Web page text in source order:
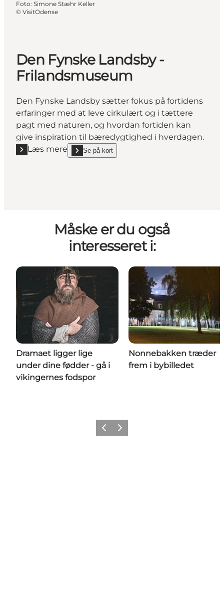
Foto: Simone Stæhr Keller
© VisitOdense
Den Fynske Landsby -
Frilandsmuseum
Den Fynske Landsby sætter fokus på fortidens
erfaringer med at leve cirkulært og i tættere
pagt med naturen, og hvordan fortiden kan
give inspiration til bæredygtighed i hverdagen.
Læs mere
Læs mere "Den Fynske Landsby - Frilandsmuseum"
Se på kort
show Den Fynske Landsby - Frilandsmuseum
Måske er du også
interesseret i:
Dramaet ligger lige
under dine fødder - gå i
vikingernes fodspor
Nonnebakken træder
frem i bybilledet
ForrigeNæste